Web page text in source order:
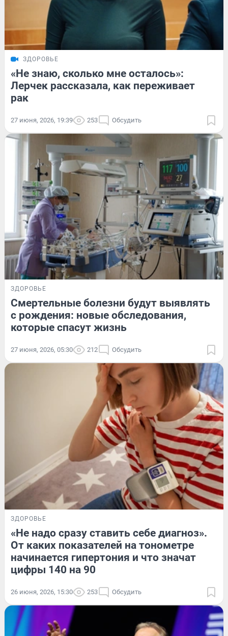
ЗДОРОВЬЕ
«Не знаю, сколько мне осталось»:
Лерчек рассказала, как переживает
рак
27 июня, 2026, 19:39 253 Обсудить
ЗДОРОВЬЕ
Смертельные болезни будут выявлять
с рождения: новые обследования,
которые спасут жизнь
27 июня, 2026, 05:30 212 Обсудить
ЗДОРОВЬЕ
«Не надо сразу ставить себе диагноз».
От каких показателей на тонометре
начинается гипертония и что значат
цифры 140 на 90
26 июня, 2026, 15:30 253 Обсудить